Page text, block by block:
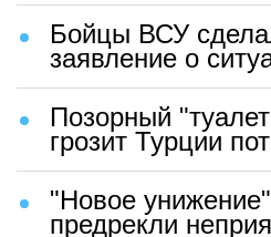
Бойцы ВСУ
заявление о
Позорный
грозит Турции
"Новое
предрекли